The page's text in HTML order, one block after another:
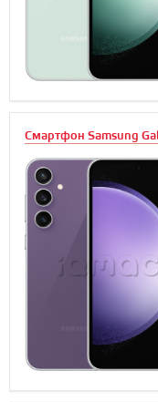
Смартфон Samsung